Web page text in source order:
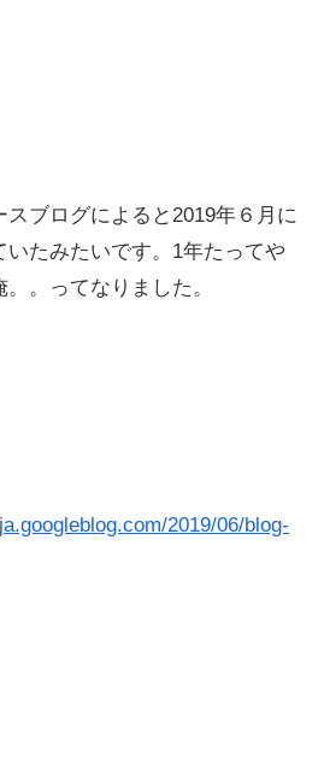
ブログによると2019年６月に
たみたいです。1年たってや
。ってなりました。
2019/06/blog-